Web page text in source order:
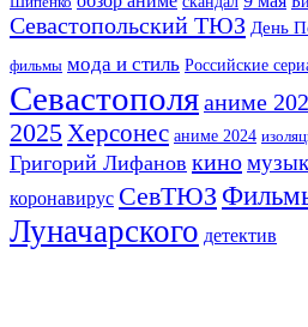
Севастопольский ТЮЗ День
фильмы мода и стиль Российские
Севастополяаниме
2025Херсонес аниме 2024
Григорий Лифанов кино
коронавирус СевТЮЗ
Луначарского детектив